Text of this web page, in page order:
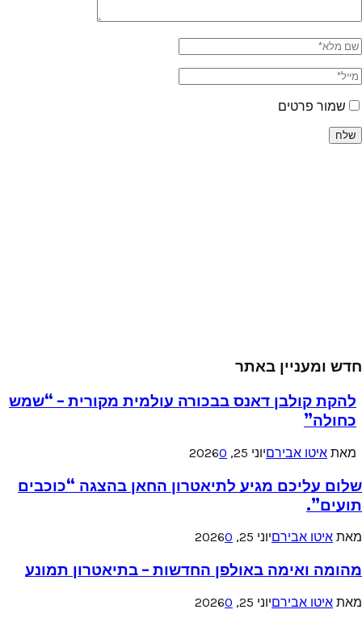
שמור פרטים
חדש ומעניין באתר
להקת קולבן דאנס בבכורה עולמית מקורית – “שמש
כחולה”
מאת איטו אבירםיוני 25, 2026 0
שלום עליכם מגיע לתיאטרון החאן בהצגה “כוכבים
תועים”.
מאת איטו אבירםיוני 25, 2026 0
מהומה ואימה באולפן החדשות – בתיאטרון תמונע
מאת איטו אבירםיוני 25, 2026 0